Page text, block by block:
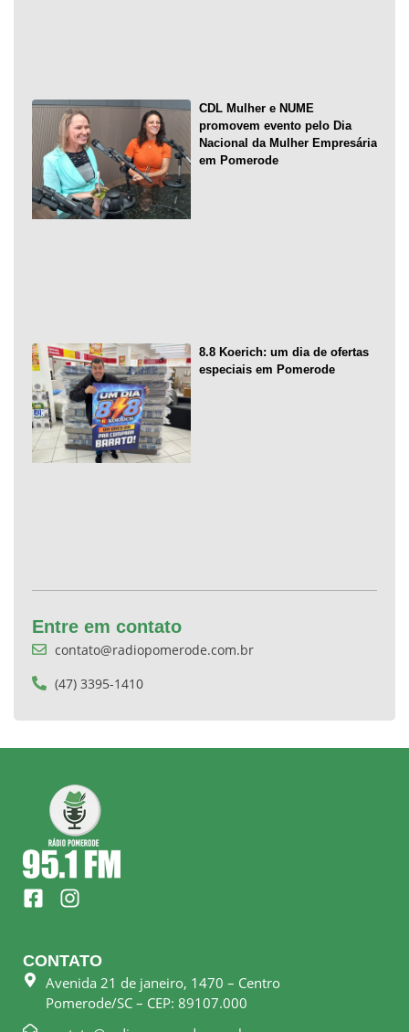
CDL Mulher e NUME
promovem evento pelo Dia
Nacional da Mulher Empresária
em Pomerode
8.8 Koerich: um dia de ofertas
especiais em Pomerode
Entre em contato
contato@radiopomerode.com.br
(47) 3395-1410
F
a
e
b
o
I
n
t
a
g
r
CONTATO
Avenida 21 de janeiro, 1470 – Centro
Pomerode/SC – CEP: 89107.000